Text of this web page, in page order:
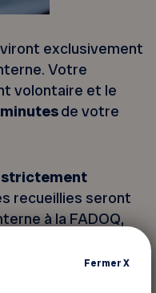
exclusivement
Votre
volontaire et le
minutesde votre
strictement
recueillies seront
à la FADOQ,
vigueur. Les
être diffusés
globales,
FermerX